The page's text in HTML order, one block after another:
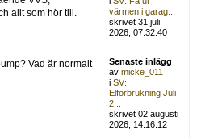
allt som hör till.
värmen i garag...
skrivet 31 juli
2026, 07:32:40
Vad är normalt
Senaste inlägg
avmicke_011
iSV:
Elförbrukning Juli
2...
skrivet 02 augusti
2026, 14:16:12